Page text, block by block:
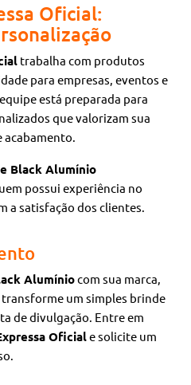
Oficial:
trabalha com produtos
para empresas, eventos e
está preparada para
que valorizam sua
acabamento.
Black Alumínio
possui experiência no
a satisfação dos clientes.
Alumíniocom sua marca,
um simples brinde
de divulgação. Entre em
Oficiale solicite um